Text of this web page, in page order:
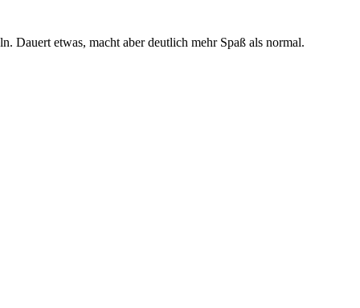
Dauert etwas, macht aber deutlich mehr Spaß als normal.